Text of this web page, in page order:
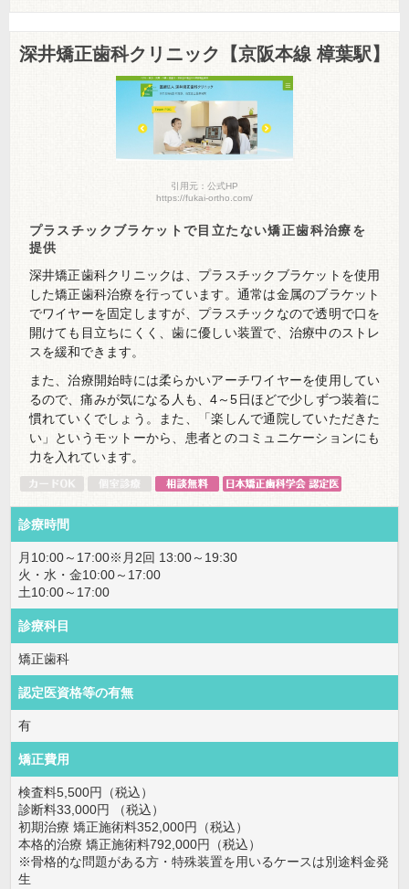
深井矯正歯科クリニック【京阪本線 樟葉駅】
引用元：公式HP
https://fukai-ortho.com/
プラスチックブラケットで目立たない矯正歯科治療を
提供
深井矯正歯科クリニックは、プラスチックブラケットを使用
した矯正歯科治療を行っています。通常は金属のブラケット
でワイヤーを固定しますが、プラスチックなので透明で口を
開けても目立ちにくく、歯に優しい装置で、治療中のストレ
スを緩和できます。
また、治療開始時には柔らかいアーチワイヤーを使用してい
るので、痛みが気になる人も、4～5日ほどで少しずつ装着に
慣れていくでしょう。また、「楽しんで通院していただきた
い」というモットーから、患者とのコミュニケーションにも
力を入れています。
診療時間
月10:00～17:00※月2回 13:00～19:30
火・水・金10:00～17:00
土10:00～17:00
診療科目
矯正歯科
認定医資格等の有無
有
矯正費用
検査料5,500円（税込）
診断料33,000円 （税込）
初期治療 矯正施術料352,000円（税込）
本格的治療 矯正施術料792,000円（税込）
※骨格的な問題がある方・特殊装置を用いるケースは別途料金発
生